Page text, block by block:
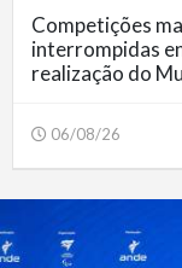
Competições
interrompidas
realização do
06/08/26